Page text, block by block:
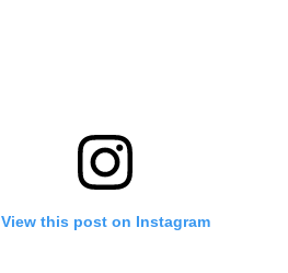
View this post on Instagram